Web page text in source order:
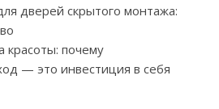
дверей скрытого монтажа:
красоты: почему
— это инвестиция в себя